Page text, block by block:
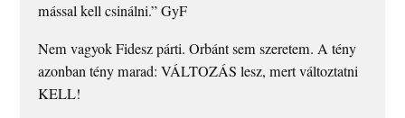
mással kell csinálni.” GyF
Nem vagyok Fidesz párti. Orbánt sem szeretem. A tény
azonban tény marad: VÁLTOZÁS lesz, mert változtatni
KELL!